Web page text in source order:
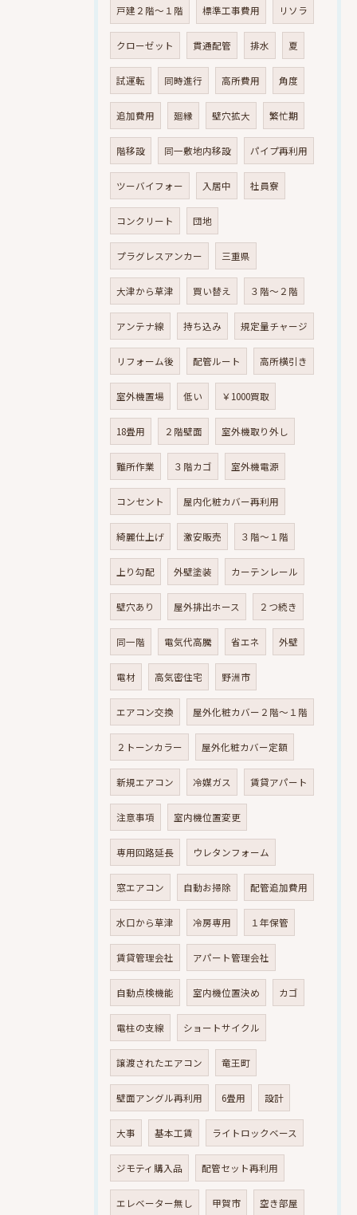
戸建２階～１階 標準工事費用 リソラ
クローゼット 貫通配管 排水 夏
試運転 同時進行 高所費用 角度
追加費用 廻縁 壁穴拡大 繁忙期
階移設 同一敷地内移設 パイプ再利用
ツーバイフォー 入居中 社員寮
コンクリート 団地
プラグレスアンカー 三重県
大津から草津 買い替え ３階～２階
アンテナ線 持ち込み 規定量チャージ
リフォーム後 配管ルート 高所横引き
室外機置場 低い ￥1000買取
18畳用 ２階壁面 室外機取り外し
難所作業 ３階カゴ 室外機電源
コンセント 屋内化粧カバー再利用
綺麗仕上げ 激安販売 ３階～１階
上り勾配 外壁塗装 カーテンレール
壁穴あり 屋外排出ホース ２つ続き
同一階 電気代高騰 省エネ 外壁
電材 高気密住宅 野洲市
エアコン交換 屋外化粧カバー２階～１階
２トーンカラー 屋外化粧カバー定額
新規エアコン 冷媒ガス 賃貸アパート
注意事項 室内機位置変更
専用回路延長 ウレタンフォーム
窓エアコン 自動お掃除 配管追加費用
水口から草津 冷房専用 １年保管
賃貸管理会社 アパート管理会社
自動点検機能 室内機位置決め カゴ
電柱の支線 ショートサイクル
譲渡されたエアコン 竜王町
壁面アングル再利用 6畳用 設計
大事 基本工賃 ライトロックベース
ジモティ購入品 配管セット再利用
エレベーター無し 甲賀市 空き部屋